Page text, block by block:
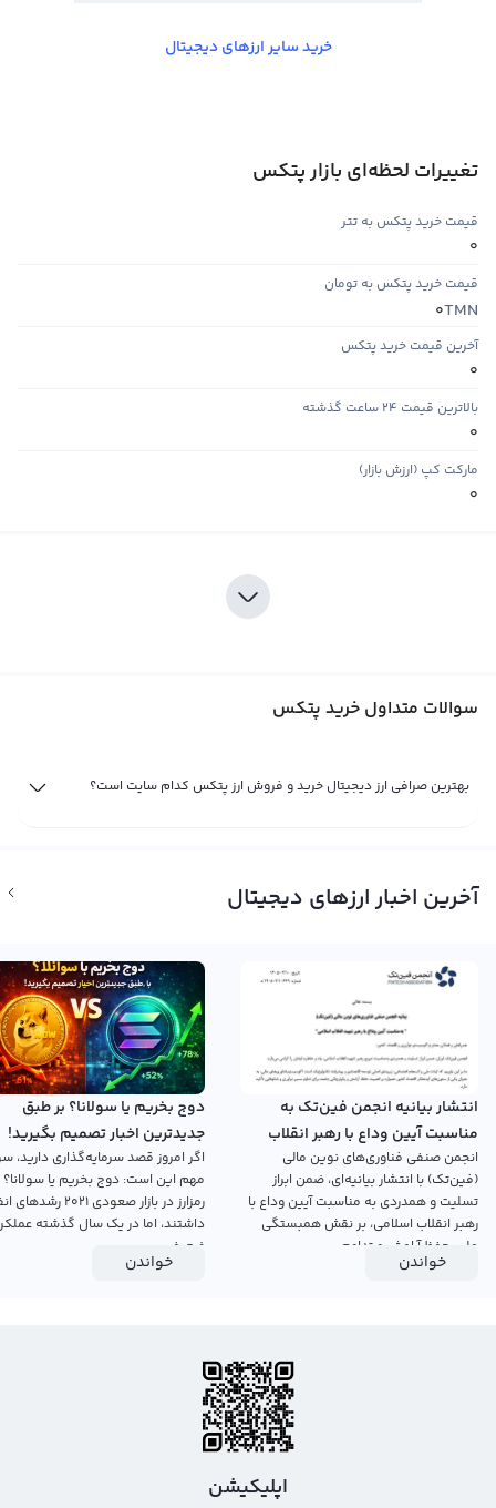
خرید سایر ارزهای دیجیتال
تغییرات لحظه‌ای بازار پتکس
قیمت خرید پتکس به تتر
0
قیمت خرید پتکس به تومان
TMN
0
آخرین قیمت خرید پتکس
0
بالاترین قیمت ۲۴ ساعت گذشته
0
مارکت کپ (ارزش بازار)
0
سوالات متداول خرید پتکس
بهترین صرافی ارز دیجیتال خرید و فروش ارز پتکس کدام سایت است؟
آخرین اخبار ارزهای دیجیتال
انتشار بیانیه انجمن فین‌تک به
مناسبت آیین وداع با رهبر انقلاب
اسلامی
انجمن صنفی فناوری‌های نوین مالی
(فین‌تک) با انتشار بیانیه‌ای، ضمن ابراز
تسلیت و همدردی به مناسبت آیین وداع با
رهبر انقلاب اسلامی، بر نقش همبستگی
ملی، حفظ آرامش و تداوم...
خواندن
دوج بخریم یا سولانا؟ بر طبق
جدیدترین اخبار تصمیم بگیرید!
اگر امروز قصد سرمایه‌گذاری دارید،
مهم این است: دوج بخریم یا
رمزارز در بازار صعودی ۲۰۲۱
داشتند، اما در یک سال گذشته
ضعیفی...
خواندن
اپلیکیشن